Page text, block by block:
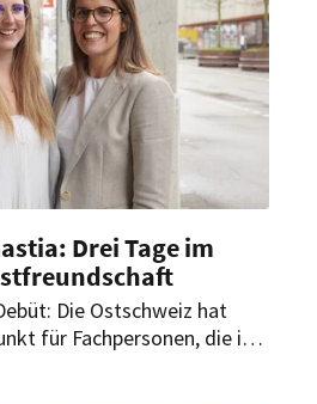
Hotel Mohren sind mit
HOGAPAGE erläutern
Brandt und Florian
Erwartungen sie an dieses
Drei Tage im
Die Ostschweiz hat
für Fachpersonen, die im